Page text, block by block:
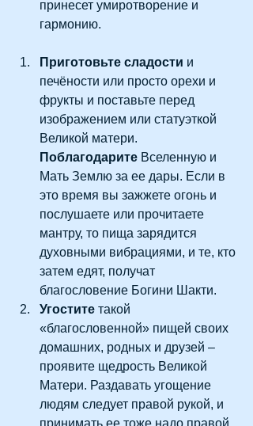
принесет умиротворение и
гармонию.
Приготовьте сладости и
печёности или просто орехи и
фрукты и поставьте перед
изображением или статуэткой
Великой матери.
Поблагодарите Вселенную и
Мать Землю за ее дары. Если в
это время вы зажжете огонь и
послушаете или прочитаете
мантру, то пища зарядится
духовными вибрациями, и те, кто
затем едят, получат
благословение Богини Шакти.
Угостите такой
«благословенной» пищей своих
домашних, родных и друзей –
проявите щедрость Великой
Матери. Раздавать угощение
людям следует правой рукой, и
принимать ее тоже надо правой